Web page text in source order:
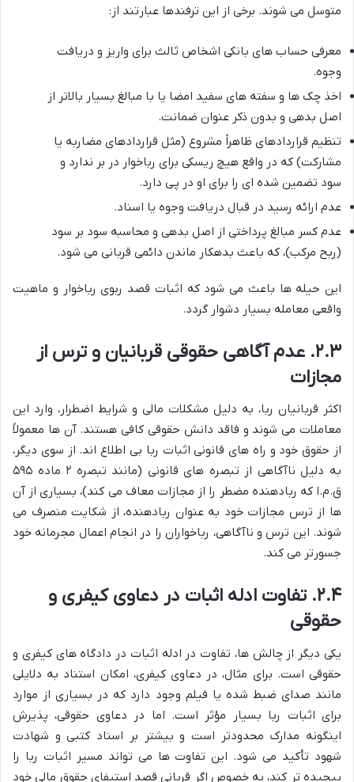
متوسل می شوند. برخی از این ترفندها عبارتند از:
معرفی حساب های بانکی اشخاص ثالث برای واریز و دریافت
وجوه.
اخذ چک ها و سفته های سفید امضا یا با مبالغ بسیار بالاتر از
اصل بدهی و بدون ذکر عنوان ضمانت.
تنظیم قراردادهای ظاهراً مشروع (مثل قراردادهای مضاربه یا
مشارکت) که در واقع هیچ ریسکی برای رباخوار در بر ندارد و
سود تضمین شده ای را برای او در پی دارد.
عدم ارائه رسید در قبال دریافت وجوه یا اسناد.
عدم کسر مبالغ پرداختی از اصل بدهی و محاسبه سود بر سود
(ربح مرکب)، که باعث بدهکار ماندن دائمی قربانی می شود.
این حیله ها باعث می شود که اثبات قصد ربوی رباخوار و ماهیت
واقعی معامله بسیار دشوار گردد.
۲.۳. عدم آگاهی حقوقی قربانیان و ترس از
مجازات
اکثر قربانیان ربا، به دلیل مشکلات مالی و شرایط اضطرار، وارد این
معاملات می شوند و فاقد دانش حقوقی کافی هستند. آن ها معمولاً
از حقوق خود و راه های قانونی اثبات ربا بی اطلاع اند. از سوی دیگر،
به دلیل ناآگاهی از تبصره های قانونی (مانند تبصره ۲ ماده ۵۹۵
ق.م.ا که ربادهنده مضطر را از مجازات معاف می کند)، بسیاری از آن
ها از ترس مجازات خود به عنوان ربادهنده، از شکایت منصرف می
شوند. این ترس و ناآگاهی، رباخواران را در انجام اعمال مجرمانه خود
جسورتر می کند.
۲.۴. تفاوت ادله اثبات در دعاوی کیفری و
حقوقی
یکی دیگر از چالش ها، تفاوت در ادله اثبات در دادگاه های کیفری و
حقوقی است. برای مثال، در دعاوی کیفری، امکان استناد به دلایلی
مانند صدای ضبط شده یا فیلم وجود دارد که در بسیاری از موارد
برای اثبات ربا بسیار مؤثر است. اما در دعاوی حقوقی، پذیرش
اینگونه مدارک محدودتر است و بیشتر بر اسناد کتبی و شهادت
شهود تأکید می شود. این تفاوت ها می تواند مسیر اثبات ربا را
پیچیده تر کند، به خصوص اگر قربانی قصد استیفای حقوق مالی خود